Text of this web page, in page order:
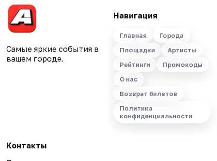
Самые яркие события в
вашем городе.
Навигация
Главная
Города
Площадки
Артисты
Рейтинги
Промокоды
О нас
Возврат билетов
Политика
конфиденциальности
Контакты